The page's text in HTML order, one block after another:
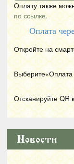
Оплату также
по ссылке.
Оплата
Откройте на
Отсканируйте QR
Новости